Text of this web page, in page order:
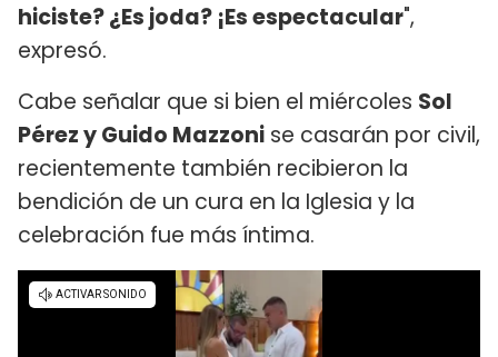
hiciste? ¿Es joda? ¡Es espectacular",
expresó.
Cabe señalar que si bien el miércoles Sol
Pérez y Guido Mazzoni se casarán por civil,
recientemente también recibieron la
bendición de un cura en la Iglesia y la
celebración fue más íntima.